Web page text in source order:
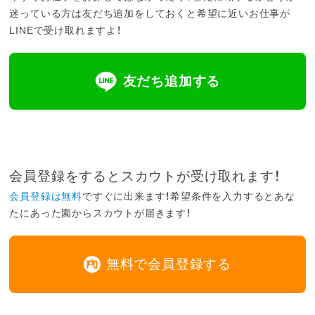
迷っている方は友だち追加をしておくと希望に近いお仕事が
LINEで受け取れますよ！
友だち追加する
会員登録をするとスカウトが受け取れます！
会員登録は無料ですぐに出来ます！希望条件を入力するとあな
たにあった園からスカウトが届きます！
無料で会員登録する